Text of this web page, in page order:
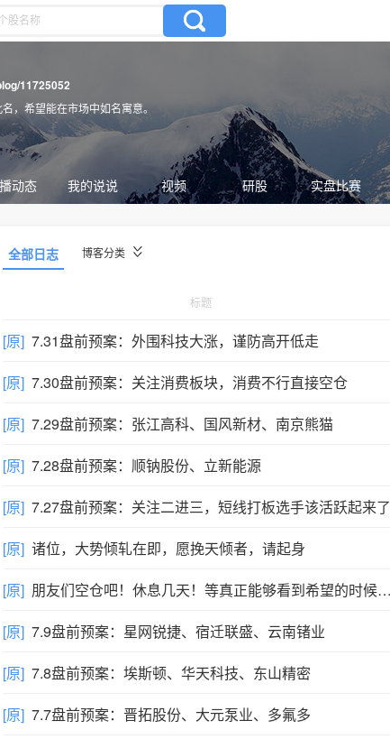
11725052
，希望能在市场中如名寓意。
动态 我的说说 视频 研股 实盘比赛
全部日志 博客分类
标题
[原] 7.31盘前预案：外围科技大涨，谨防高开低走
[原] 7.30盘前预案：关注消费板块，消费不行直接空仓
[原] 7.29盘前预案：张江高科、国风新材、南京熊猫
[原] 7.28盘前预案：顺钠股份、立新能源
[原] 7.27盘前预案：关注二进三，短线打板选手该活跃起来了
[原] 诸位，大势倾轧在即，愿挽天倾者，请起身
[原] 朋友们空仓吧！休息几天！等真正能够看到希望的时候再回来一起并肩作战
[原] 7.9盘前预案：星网锐捷、宿迁联盛、云南锗业
[原] 7.8盘前预案：埃斯顿、华天科技、东山精密
[原] 7.7盘前预案：晋拓股份、大元泵业、多氟多